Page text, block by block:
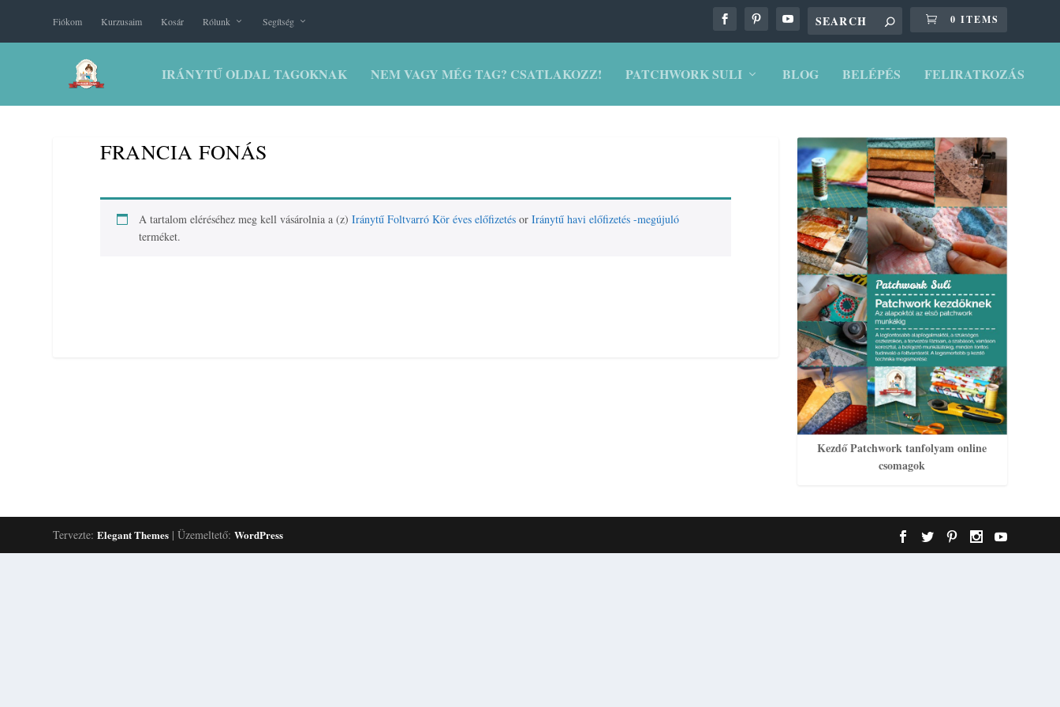
Fiókom Kurzusaim Kosár Rólunk Segítség 0 ITEMS
IRÁNYTŰ OLDAL TAGOKNAK NEM VAGY MÉG TAG? CSATLAKOZZ! PATCHWORK SULI BLOG BELÉPÉS FELIRATKOZÁS
FRANCIA FONÁS
A tartalom eléréséhez meg kell vásárolnia a (z)Iránytű Foltvarró Kör éves előfizetés orIránytű havi előfizetés -megújuló
terméket.
Kezdő Patchwork tanfolyam online
csomagok
Tervezte:Elegant Themes | Üzemeltető:WordPress